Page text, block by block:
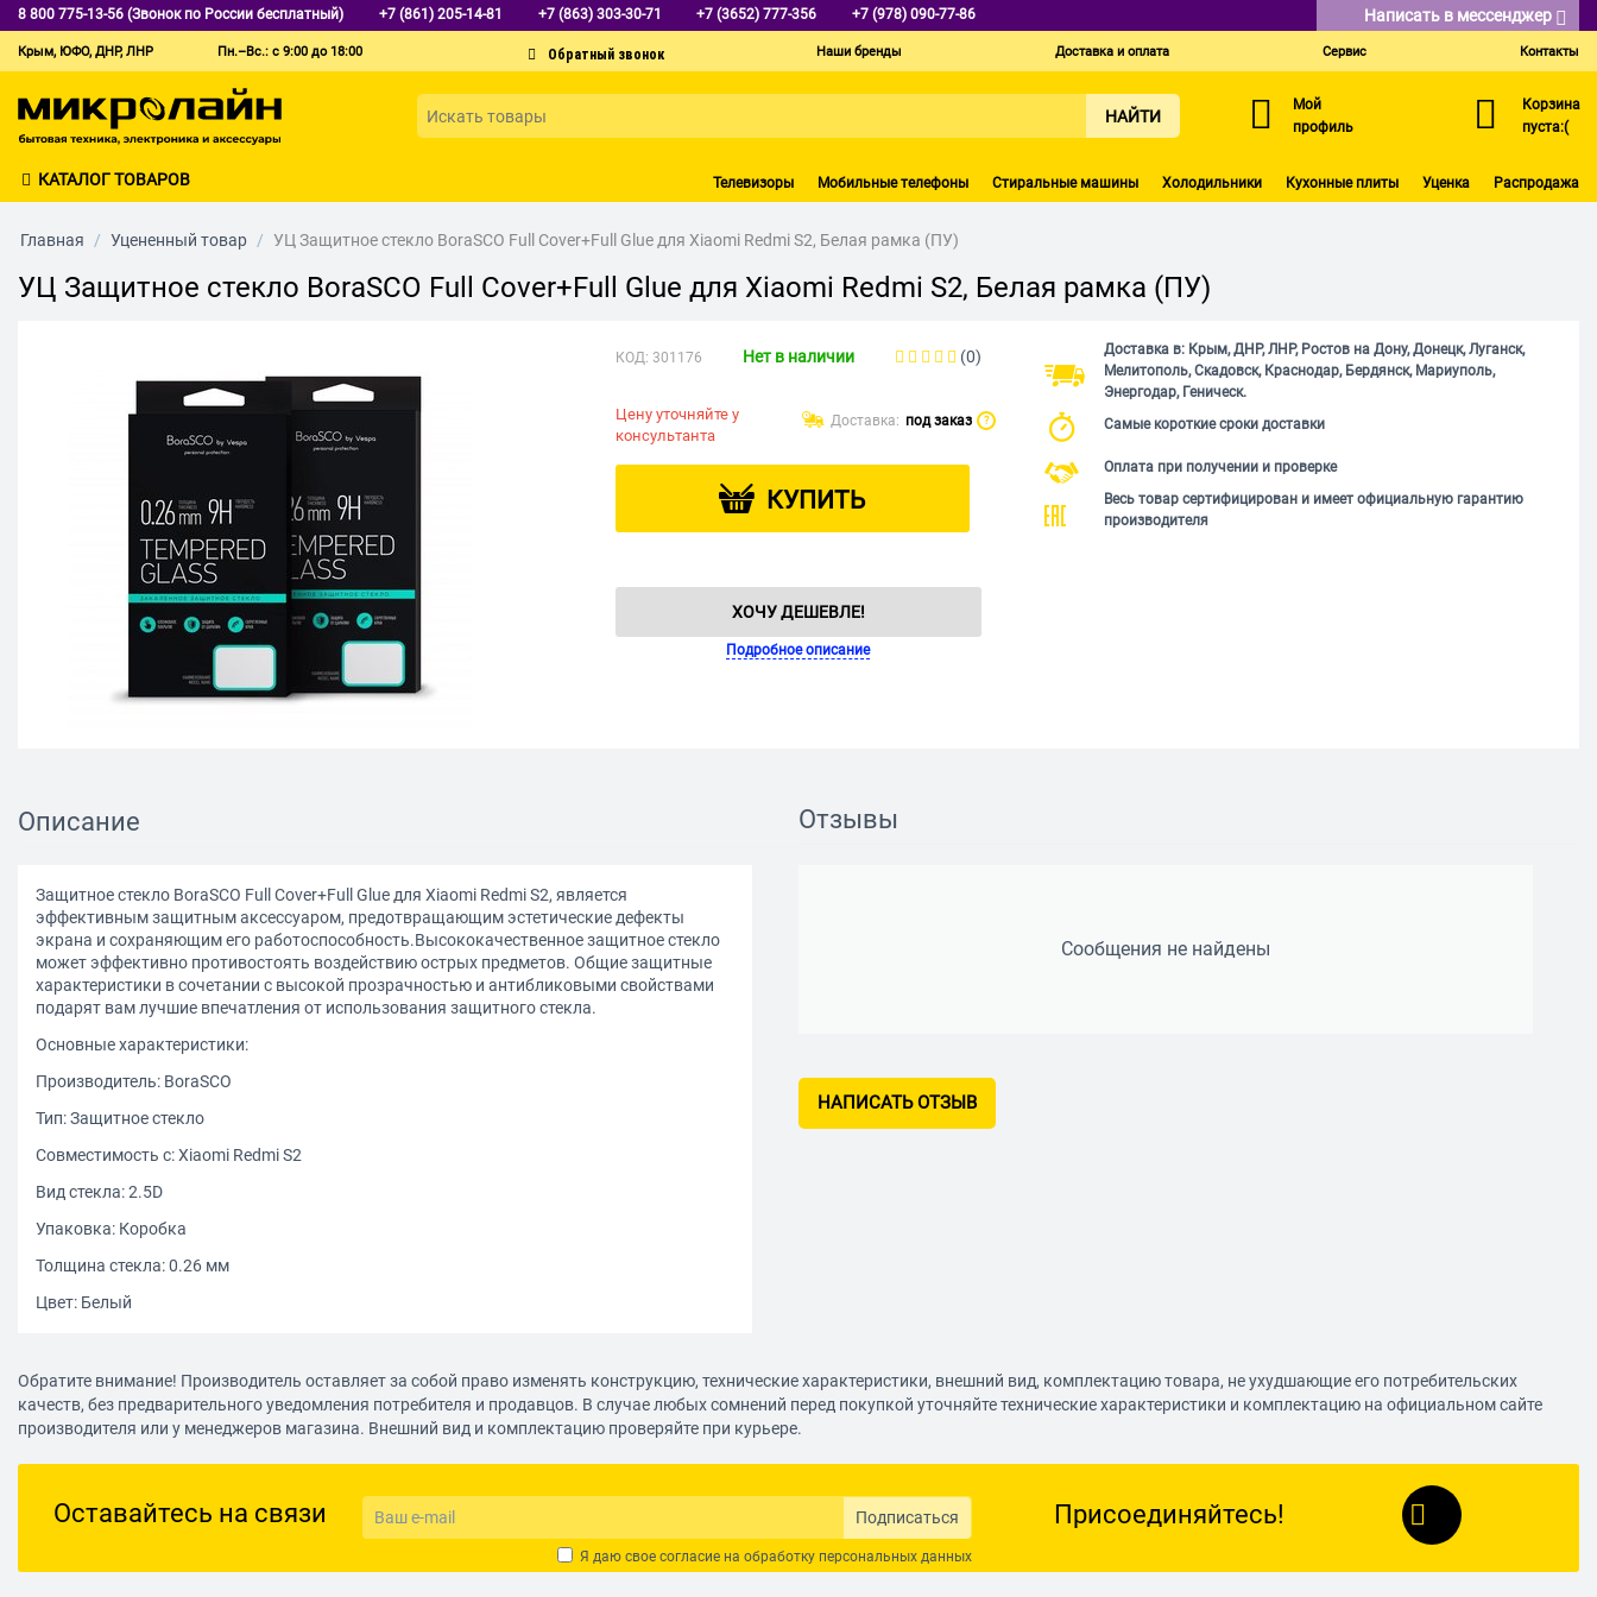
8 800 775-13-56 (Звонок по России бесплатный) +7 (861) 205-14-81 +7 (863) 303-30-71 +7 (3652) 777-356 +7 (978) 090-77-86 Написать в мессенджер
Крым, ЮФО, ДНР, ЛНР Пн.–Вс.: с 9:00 до 18:00 Наши бренды Доставка и оплата Сервис Контакты
НАЙТИ
Мой
профиль
Корзина
пуста:(
КАТАЛОГ ТОВАРОВ Телевизоры Мобильные телефоны Стиральные машины Холодильники Кухонные плиты Уценка Распродажа
Главная / Уцененный товар / УЦ Защитное стекло BoraSCO Full Cover+Full Glue для Xiaomi Redmi S2, Белая рамка (ПУ)
УЦ Защитное стекло BoraSCO Full Cover+Full Glue для Xiaomi Redmi S2, Белая рамка (ПУ)
КОД: 301176 Нет в наличии (0)
Цену уточняйте у
консультанта
Доставка: под заказ ?
КУПИТЬ
ХОЧУ ДЕШЕВЛЕ!
Подробное описание
Доставка в: Крым, ДНР, ЛНР, Ростов на Дону, Донецк, Луганск,
Мелитополь, Скадовск, Краснодар, Бердянск, Мариуполь,
Энергодар, Геническ.
Самые короткие сроки доставки
Оплата при получении и проверке
Весь товар сертифицирован и имеет официальную гарантию
производителя
Описание
Защитное стекло BoraSCO Full Cover+Full Glue для Xiaomi Redmi S2, является
эффективным защитным аксессуаром, предотвращающим эстетические дефекты
экрана и сохраняющим его работоспособность.Высококачественное защитное стекло
может эффективно противостоять воздействию острых предметов. Общие защитные
характеристики в сочетании с высокой прозрачностью и антибликовыми свойствами
подарят вам лучшие впечатления от использования защитного стекла.
Основные характеристики:
Производитель: BoraSCO
Тип: Защитное стекло
Совместимость с: Xiaomi Redmi S2
Вид стекла: 2.5D
Упаковка: Коробка
Толщина стекла: 0.26 мм
Цвет: Белый
Отзывы
Сообщения не найдены
НАПИСАТЬ ОТЗЫВ
Обратите внимание! Производитель оставляет за собой право изменять конструкцию, технические характеристики, внешний вид, комплектацию товара, не ухудшающие его потребительских
качеств, без предварительного уведомления потребителя и продавцов. В случае любых сомнений перед покупкой уточняйте технические характеристики и комплектацию на официальном сайте
производителя или у менеджеров магазина. Внешний вид и комплектацию проверяйте при курьере.
Оставайтесь на связи Подписаться
Я даю свое согласие на обработку персональных данных
Присоединяйтесь!